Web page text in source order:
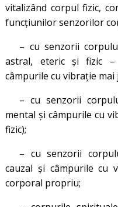
vitalizând corpul fizic,
funcţiunilor senzorilor
– cu senzorii
astral, eteric şi fizic
câmpurile cu vibraţie mai
– cu senzorii
mental şi câmpurile cu
fizic);
– cu senzorii
cauzal şi câmpurile cu
corporal propriu;